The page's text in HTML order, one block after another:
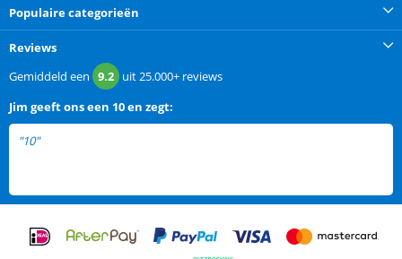
Populaire categorieën
Reviews
Gemiddeld een 9.2 uit25.000+ reviews
Jim geeft ons een 10 en zegt:
"10"